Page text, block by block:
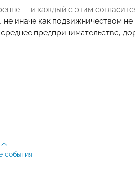
— и каждый с этим
иначе как подвижничеством
предпринимательство,
события